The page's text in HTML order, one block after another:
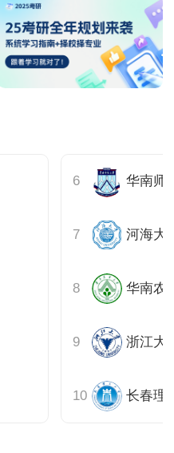
华南师
河海大
华南农
长春理